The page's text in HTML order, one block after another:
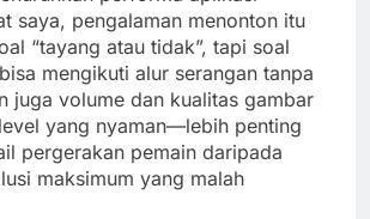
saya, pengalaman menonton itu
“tayang atau tidak”, tapi soal
mengikuti alur serangan tanpa
juga volume dan kualitas gambar
yang nyaman—lebih penting
pergerakan pemain daripada
maksimum yang malah